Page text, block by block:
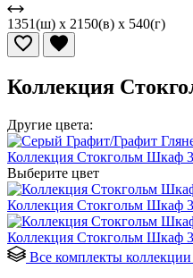
1351(ш) x 2150(в) x 540(г)
Коллекция
Другие цвета:
Коллекция Стокгольм Шкаф
Выберите цвет
Коллекция Стокгольм Шкаф
Коллекция Стокгольм Шкаф
Все комплекты